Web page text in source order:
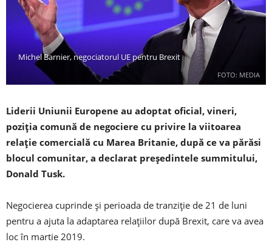
FOTO: MEDIA
Michel Barnier, negociatorul UE pentru Brexit
Liderii Uniunii Europene au adoptat oficial, vineri,
poziția comună de negociere cu privire la viitoarea
relație comercială cu Marea Britanie, după ce va părăsi
blocul comunitar, a declarat președintele summitului,
Donald Tusk.
Negocierea cuprinde și perioada de tranziție de 21 de luni
pentru a ajuta la adaptarea relațiilor după Brexit, care va avea
loc în martie 2019.